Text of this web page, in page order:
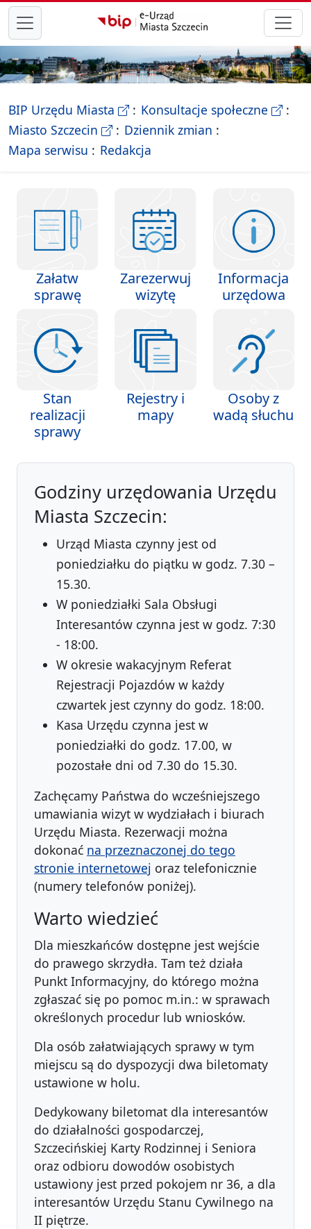
przejdź do głównego menu
BIP Urzędu Miasta - Biletyn Informacji Publicznej
Konsultacje społeczne-
Miasto Szczecin - Oficjalna strona Miasta Szczecin
Dziennik zmian
Mapa serwisu - drzewko rozdziałów
Redakcja
Załatw
sprawę
Zarezerwuj
wizytę
Informacja
urzędowa
Stan
realizacji
sprawy
Rejestry i
mapy
Osoby z
wadą słuchu
Godziny urzędowania Urzędu
Miasta Szczecin:
Urząd Miasta czynny jest od
poniedziałku do piątku w godz. 7.30 –
15.30.
W poniedziałki Sala Obsługi
Interesantów czynna jest w godz. 7:30
- 18:00.
W okresie wakacyjnym Referat
Rejestracji Pojazdów w każdy
czwartek jest czynny do godz. 18:00.
Kasa Urzędu czynna jest w
poniedziałki do godz. 17.00, w
pozostałe dni od 7.30 do 15.30.
Zachęcamy Państwa do wcześniejszego
umawiania wizyt w wydziałach i biurach
Urzędu Miasta. Rezerwacji można
dokonać na przeznaczonej do tego
stronie internetowej oraz telefonicznie
(numery telefonów poniżej).
Warto wiedzieć
Dla mieszkańców dostępne jest wejście
do prawego skrzydła. Tam też działa
Punkt Informacyjny, do którego można
zgłaszać się po pomoc m.in.: w sprawach
określonych procedur lub wniosków.
Dla osób załatwiających sprawy w tym
miejscu są do dyspozycji dwa biletomaty
ustawione w holu.
Dedykowany biletomat dla interesantów
do działalności gospodarczej,
Szczecińskiej Karty Rodzinnej i Seniora
oraz odbioru dowodów osobistych
ustawiony jest przed pokojem nr 36, a dla
interesantów Urzędu Stanu Cywilnego na
II piętrze.